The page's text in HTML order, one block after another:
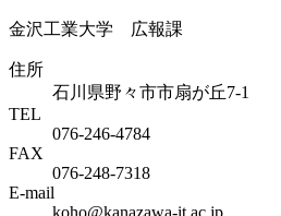
金沢工業大学 広報課
住所
石川県野々市市扇が丘7-1
TEL
076-246-4784
FAX
076-248-7318
E-mail
koho@kanazawa-it.ac.jp